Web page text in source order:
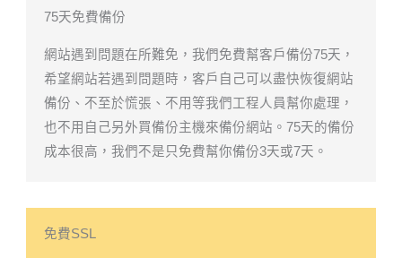
75天免費備份
網站遇到問題在所難免，我們免費幫客戶備份75天，
希望網站若遇到問題時，客戶自己可以盡快恢復網站
備份、不至於慌張、不用等我們工程人員幫你處理，
也不用自己另外買備份主機來備份網站。75天的備份
成本很高，我們不是只免費幫你備份3天或7天。
免費SSL